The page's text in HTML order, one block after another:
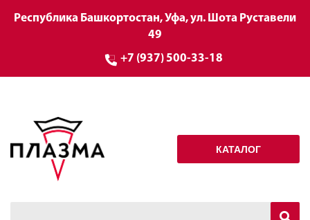
Республика Башкортостан, Уфа, ул. Шота Руставели
49
+7 (937) 500-33-18
КАТАЛОГ